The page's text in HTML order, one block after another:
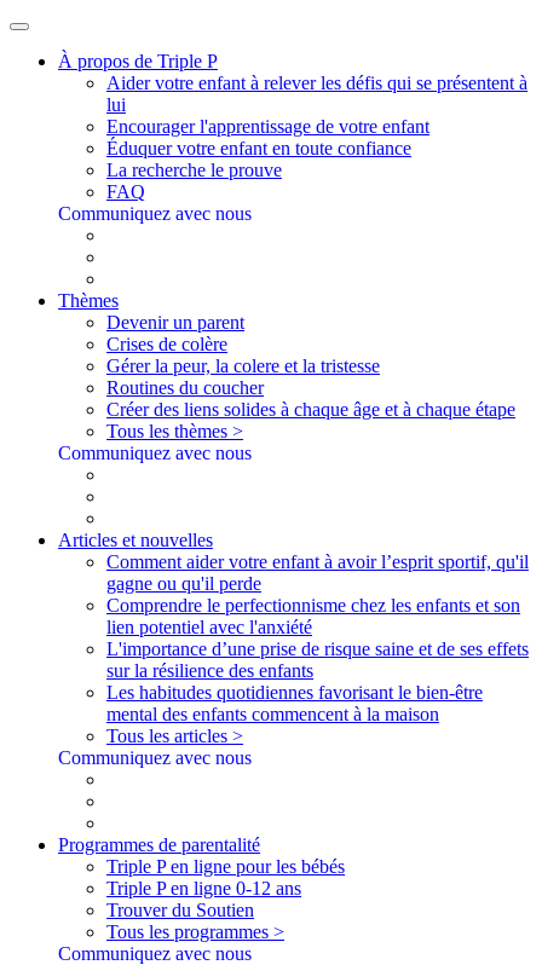
À propos de Triple P
Aider votre enfant à relever les défis qui se présentent à
lui
Encourager l'apprentissage de votre enfant
Éduquer votre enfant en toute confiance
La recherche le prouve
FAQ
Communiquez avec nous
Thèmes
Devenir un parent
Crises de colère
Gérer la peur, la colere et la tristesse
Routines du coucher
Créer des liens solides à chaque âge et à chaque étape
Tous les thèmes >
Communiquez avec nous
Articles et nouvelles
Comment aider votre enfant à avoir l’esprit sportif, qu'il
gagne ou qu'il perde
Comprendre le perfectionnisme chez les enfants et son
lien potentiel avec l'anxiété
L'importance d’une prise de risque saine et de ses effets
sur la résilience des enfants
Les habitudes quotidiennes favorisant le bien-être
mental des enfants commencent à la maison
Tous les articles >
Communiquez avec nous
Programmes de parentalité
Triple P en ligne pour les bébés
Triple P en ligne 0-12 ans
Trouver du Soutien
Tous les programmes >
Communiquez avec nous